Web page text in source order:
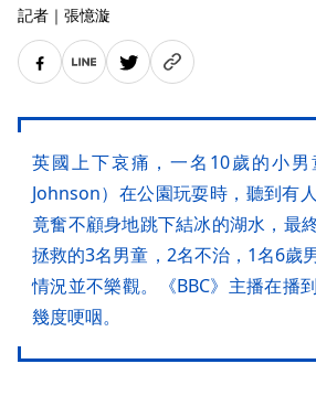
記者 ｜ 張憶漩
英國上下哀痛，一名10歲的小男
Johnson）在公園玩耍時，聽到有
竟奮不顧身地跳下結冰的湖水，最
拯救的3名男童，2名不治，1名6歲
情況並不樂觀。《BBC》主播在播
幾度哽咽。